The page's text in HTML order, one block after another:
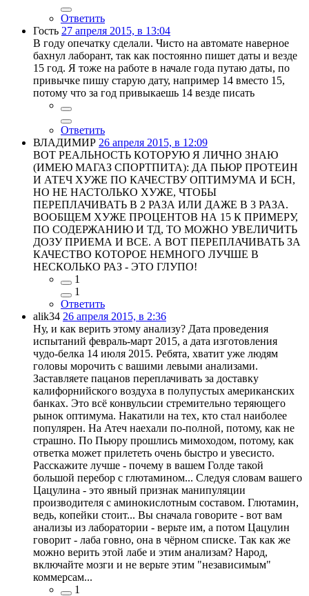
Ответить
Гость 27 апреля 2015, в 13:04
В году опечатку сделали. Чисто на автомате наверное
бахнул лаборант, так как постоянно пишет даты и везде
15 год. Я тоже на работе в начале года путаю даты, по
привычке пишу старую дату, например 14 вместо 15,
потому что за год привыкаешь 14 везде писать
Ответить
ВЛАДИМИР 26 апреля 2015, в 12:09
ВОТ РЕАЛЬНОСТЬ КОТОРУЮ Я ЛИЧНО ЗНАЮ
(ИМЕЮ МАГАЗ СПОРТПИТА): ДА ПЬЮР ПРОТЕИН
И АТЕЧ ХУЖЕ ПО КАЧЕСТВУ ОПТИМУМА И БСН,
НО НЕ НАСТОЛЬКО ХУЖЕ, ЧТОБЫ
ПЕРЕПЛАЧИВАТЬ В 2 РАЗА ИЛИ ДАЖЕ В 3 РАЗА.
ВООБЩЕМ ХУЖЕ ПРОЦЕНТОВ НА 15 К ПРИМЕРУ,
ПО СОДЕРЖАНИЮ И ТД, ТО МОЖНО УВЕЛИЧИТЬ
ДОЗУ ПРИЕМА И ВСЕ. А ВОТ ПЕРЕПЛАЧИВАТЬ ЗА
КАЧЕСТВО КОТОРОЕ НЕМНОГО ЛУЧШЕ В
НЕСКОЛЬКО РАЗ - ЭТО ГЛУПО!
1
1
Ответить
alik34 26 апреля 2015, в 2:36
Ну, и как верить этому анализу? Дата проведения
испытаний февраль-март 2015, а дата изготовления
чудо-белка 14 июля 2015. Ребята, хватит уже людям
головы морочить с вашими левыми анализами.
Заставляете пацанов переплачивать за доставку
калифорнийского воздуха в полупустых американских
банках. Это всё конвульсии стремительно теряющего
рынок оптимума. Накатили на тех, кто стал наиболее
популярен. На Атеч наехали по-полной, потому, как не
страшно. По Пьюру прошлись мимоходом, потому, как
ответка может прилететь очень быстро и увесисто.
Расскажите лучше - почему в вашем Голде такой
большой перебор с глютамином... Следуя словам вашего
Цацулина - это явный признак манипуляции
производителя с аминокислотным составом. Глютамин,
ведь, копейки стоит... Вы сначала говорите - вот вам
анализы из лаборатории - верьте им, а потом Цацулин
говорит - лаба говно, она в чёрном списке. Так как же
можно верить этой лабе и этим анализам? Народ,
включайте мозги и не верьте этим "независимым"
коммерсам...
1